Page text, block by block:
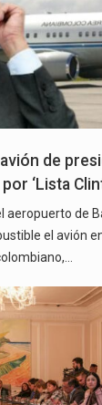
de
‘Lista
aeropuerto de
el avión